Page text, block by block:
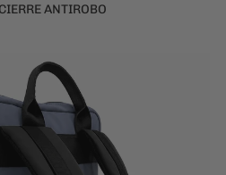
ANTIROBO